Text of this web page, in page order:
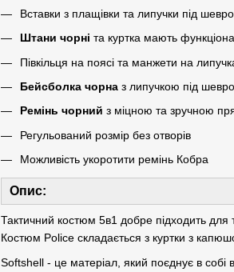
Вставки з плащівки та липучки під
Штани чорні та куртка мають
Півкільця на поясі та манжети на
Бейсболка чорна з липучкою під
Ремінь чорний з міцною та зручною
Регульований розмір без отворів
Можливість укоротити ремінь Кобра
Опис:
Тактичний костюм 5в1 добре підходить для
Костюм Police складається з куртки з
Softshell - це матеріал, який поєднує в собі